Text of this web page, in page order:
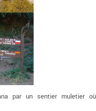
par un sentier muletier où